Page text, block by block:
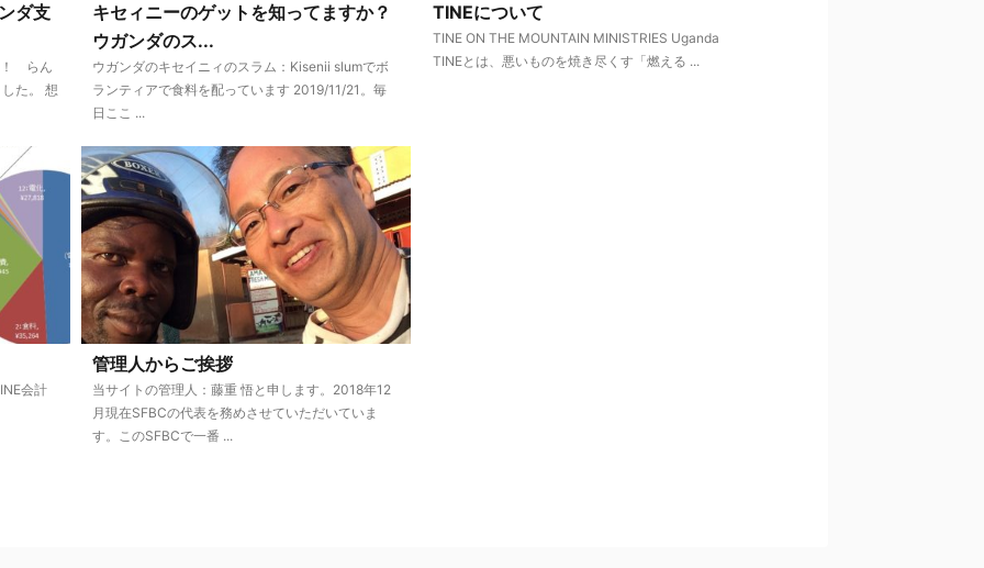
ダ支
！ らん
た。 想
キセィニーのゲットを知ってますか？
ウガンダのス...
ウガンダのキセイニィのスラム：Kisenii slumでボ
ランティアで食料を配っています 2019/11/21。毎
日ここ ...
TINEについて
TINE ON THE MOUNTAIN MINISTRIES Uganda
TINEとは、悪いものを焼き尽くす「燃える ...
会計
管理人からご挨拶
当サイトの管理人：藤重 悟と申します。2018年12
月現在SFBCの代表を務めさせていただいていま
す。このSFBCで一番 ...